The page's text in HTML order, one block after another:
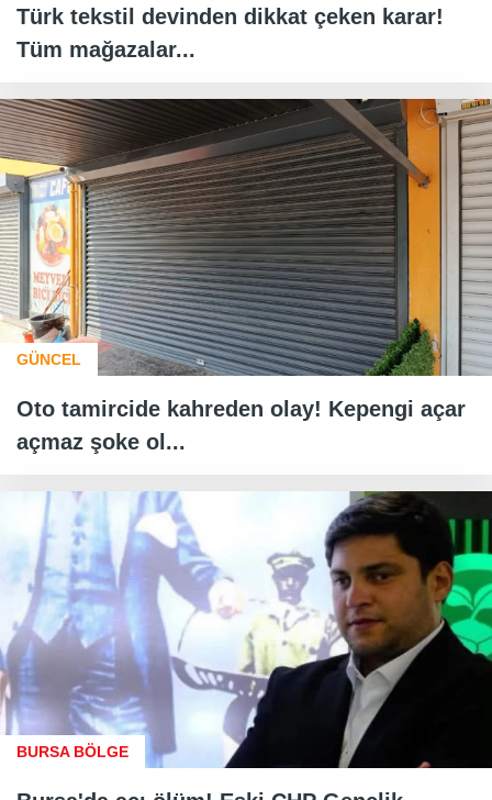
Türk tekstil devinden dikkat çeken karar!
Tüm mağazalar...
GÜNCEL
Oto tamircide kahreden olay! Kepengi açar
açmaz şoke ol...
BURSA BÖLGE